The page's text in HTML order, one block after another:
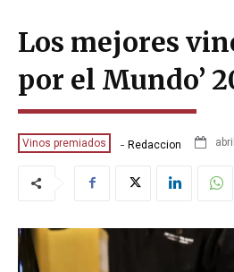
Los mejores
por el Mundo’
Vinos premiados - Redaccion